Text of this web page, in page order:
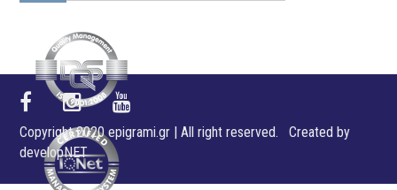
Copyright 2020 epigrami.gr | All right reserved. Created by
developNET